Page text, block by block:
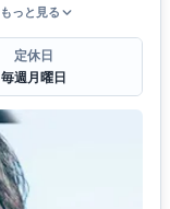
もっと見る
定休日
毎週月曜日